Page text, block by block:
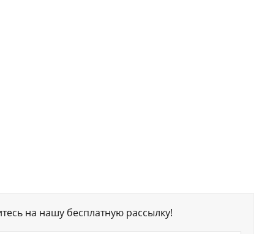
на нашу бесплатную рассылку!